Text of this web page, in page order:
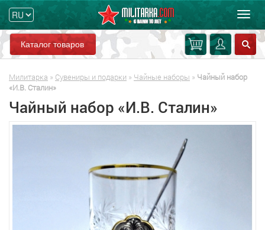
Каталог товаров
Милитарка » Сувениры и подарки » Чайные наборы » Чайный набор
«И.В. Сталин»
Чайный набор «И.В. Сталин»